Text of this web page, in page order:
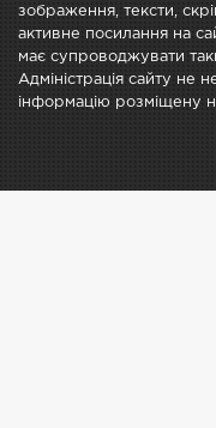
зображення, тексти,
активне посилання на
має супроводжувати
Адміністрація сайту не
інформацію розміщену